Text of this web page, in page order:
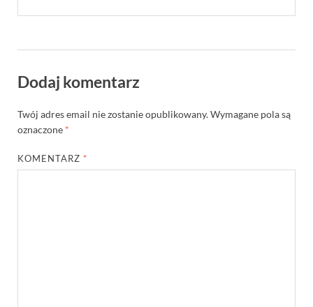
Dodaj komentarz
Twój adres email nie zostanie opublikowany.Wymagane pola są
oznaczone *
KOMENTARZ *